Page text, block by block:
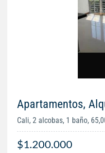
Apartamentos,
Cali, 2 alcobas, 1 baño,
$1.200.000